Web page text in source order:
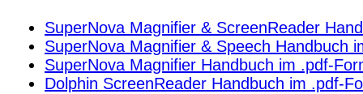
SuperNova Magnifier & ScreenReader
SuperNova Magnifier & Speech Handbuch
SuperNova Magnifier Handbuch im .pdf-
Dolphin ScreenReader Handbuch im .pdf-